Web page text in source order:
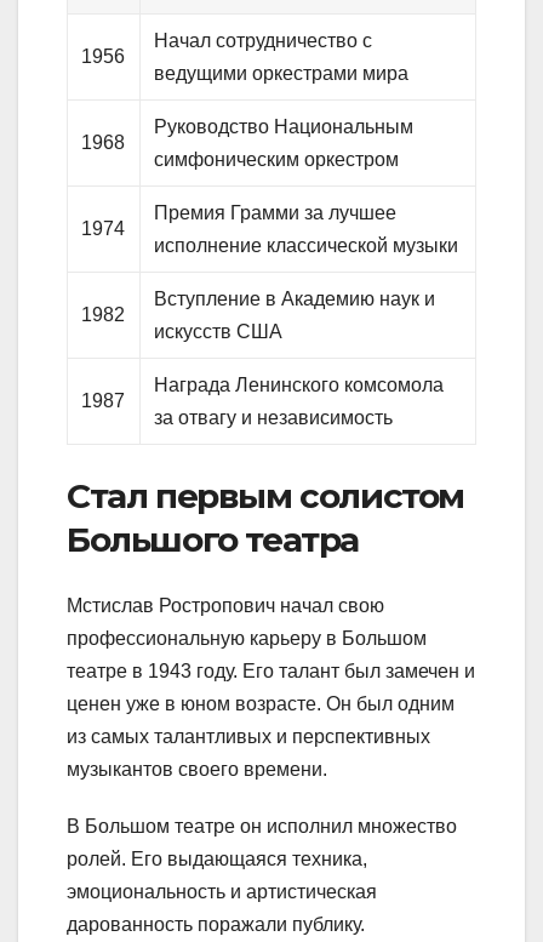
1956
Начал сотрудничество с
ведущими оркестрами мира
1968
Руководство Национальным
симфоническим оркестром
1974
Премия Грамми за лучшее
исполнение классической музыки
1982
Вступление в Академию наук и
искусств США
1987
Награда Ленинского комсомола
за отвагу и независимость
Стал первым солистом
Большого театра
Мстислав Ростропович начал свою
профессиональную карьеру в Большом
театре в 1943 году. Его талант был замечен и
ценен уже в юном возрасте. Он был одним
из самых талантливых и перспективных
музыкантов своего времени.
В Большом театре он исполнил множество
ролей. Его выдающаяся техника,
эмоциональность и артистическая
дарованность поражали публику.